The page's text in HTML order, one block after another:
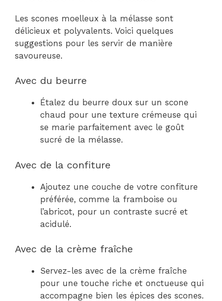
Les scones moelleux à la mélasse sont
délicieux et polyvalents. Voici quelques
suggestions pour les servir de manière
savoureuse.
Avec du beurre
Étalez du beurre doux sur un scone
chaud pour une texture crémeuse qui
se marie parfaitement avec le goût
sucré de la mélasse.
Avec de la confiture
Ajoutez une couche de votre confiture
préférée, comme la framboise ou
l’abricot, pour un contraste sucré et
acidulé.
Avec de la crème fraîche
Servez-les avec de la crème fraîche
pour une touche riche et onctueuse qui
accompagne bien les épices des scones.